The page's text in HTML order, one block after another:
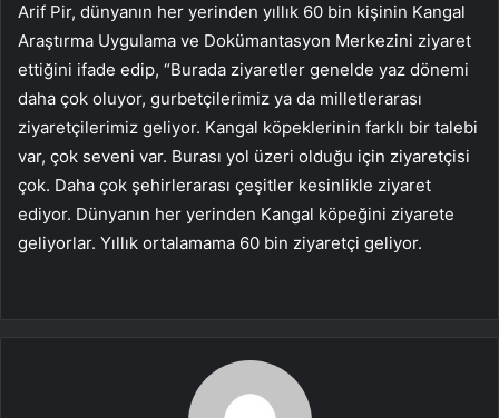
Arif Pir, dünyanın her yerinden yıllık 60 bin kişinin Kangal
Araştırma Uygulama ve Dokümantasyon Merkezini ziyaret
ettiğini ifade edip, “Burada ziyaretler genelde yaz dönemi
daha çok oluyor, gurbetçilerimiz ya da milletlerarası
ziyaretçilerimiz geliyor. Kangal köpeklerinin farklı bir talebi
var, çok seveni var. Burası yol üzeri olduğu için ziyaretçisi
çok. Daha çok şehirlerarası çeşitler kesinlikle ziyaret
ediyor. Dünyanın her yerinden Kangal köpeğini ziyarete
geliyorlar. Yıllık ortalamama 60 bin ziyaretçi geliyor.